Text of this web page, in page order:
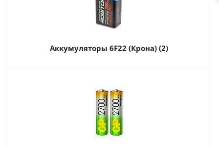
Аккумуляторы 6F22 (Крона) (2)